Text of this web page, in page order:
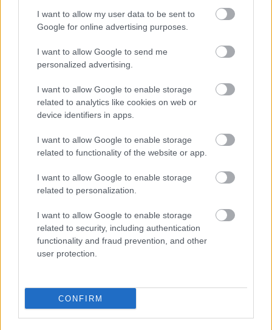
I want to allow my user data to be sent to
Google for online advertising purposes.
I want to allow Google to send me
personalized advertising.
I want to allow Google to enable storage
related to analytics like cookies on web or
device identifiers in apps.
I want to allow Google to enable storage
related to functionality of the website or app.
I want to allow Google to enable storage
related to personalization.
I want to allow Google to enable storage
related to security, including authentication
functionality and fraud prevention, and other
user protection.
CONFIRM
Kezdetnek íme egy tavaly készített
amelyből megismerheted a térdízületet, a
térdproblémák kialakulásának okait, és azt, hogy
mi a teendőd térdízületi porckopás esetén. A sort
pedig rögvest követheti bármelyik írásom ebben a
mozgásszervi betegség, amelyről ne írtam volna
már részletesen.
Ha tehát 2021-ben az egészséged megőrzése a
legfőbb célod, a legjobb, amit tehetsz, ha bepótolod,
amit - akár önhibádból, akár az iskolarendszer
hibájából - elmulasztottál, és idén nem
(vagy
legalábbis nem csak)a divatos influenszerek trendi
ám semmitmondó bejegyzéseit követed, hanem
megkeresed azokat a hazai és nemzetközi
egészségügyi és sportszakembereket, akik valódi
elhivatottsággal oktatnak
segítségével szépen össze fog állni a kép. Addig
pedig bátran használj SMR hengert, de mellette
mozogj ismindennap, méghozzáváltozatosan! A